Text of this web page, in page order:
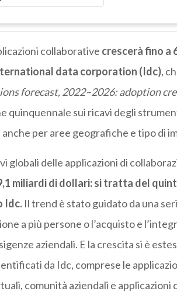
collaborative crescerà fino a
data corporation (Idc),
forecast, 2022–2026: adoption
quinquennale sui ricavi degli
per aree geografiche e tipo di
globali delle applicazioni di
miliardi di dollari: si tratta del
Idc.Il trend è stato guidato da una
a più persone o l’acquisto e
aziendali. E la crescita si è
da Idc, comprese le
comunità aziendali e applicazioni